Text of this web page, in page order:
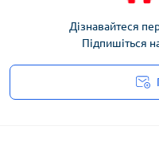
Дізнавайтеся
Підпишіться